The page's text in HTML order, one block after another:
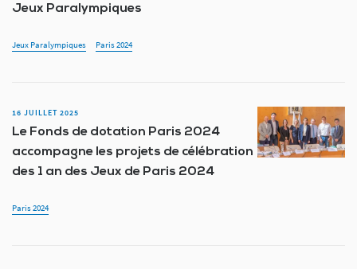
Jeux Paralympiques
Jeux Paralympiques Paris 2024
16 JUILLET 2025
Le Fonds de dotation Paris 2024
accompagne les projets de célébration
des 1 an des Jeux de Paris 2024
Paris 2024